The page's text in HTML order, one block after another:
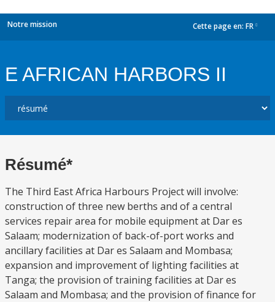
Notre mission Cette page en: FR
E AFRICAN HARBORS II
Résumé*
The Third East Africa Harbours Project will involve:
construction of three new berths and of a central
services repair area for mobile equipment at Dar es
Salaam; modernization of back-of-port works and
ancillary facilities at Dar es Salaam and Mombasa;
expansion and improvement of lighting facilities at
Tanga; the provision of training facilities at Dar es
Salaam and Mombasa; and the provision of finance for